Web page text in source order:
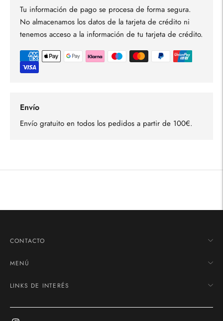
Tu información de pago se procesa de forma segura.
No almacenamos los datos de la tarjeta de crédito ni
tenemos acceso a la información de tu tarjeta de crédito.
Envío
Envío gratuito en todos los pedidos a partir de 100€.
un
CONTACTO
MENÚ
LINKS DE INTERÉS